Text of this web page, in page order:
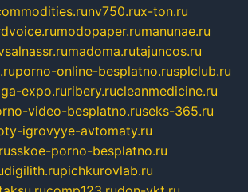
nv750.rux-ton.ru
modopaper.rumanunae.ru
madoma.rutajuncos.ru
porno-online-besplatno.rusplclub.ru
expo.ruribery.rucleanmedicine.ru
video-besplatno.ruseks-365.ru
igrovyye-avtomaty.ru
russkoe-porno-besplatno.ru
digilith.rupichkurovlab.ru